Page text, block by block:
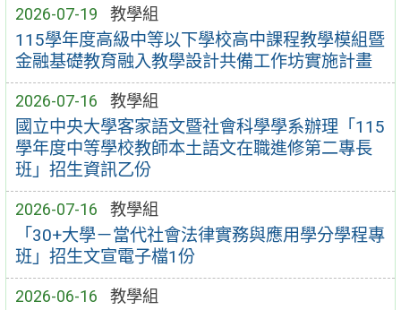
2026-07-19 教學組
115學年度高級中等以下學校高中課程教學模組暨
金融基礎教育融入教學設計共備工作坊實施計畫
2026-07-16 教學組
國立中央大學客家語文暨社會科學學系辦理「115
學年度中等學校教師本土語文在職進修第二專長
班」招生資訊乙份
2026-07-16 教學組
「30+大學－當代社會法律實務與應用學分學程專
班」招生文宣電子檔1份
2026-06-16 教學組